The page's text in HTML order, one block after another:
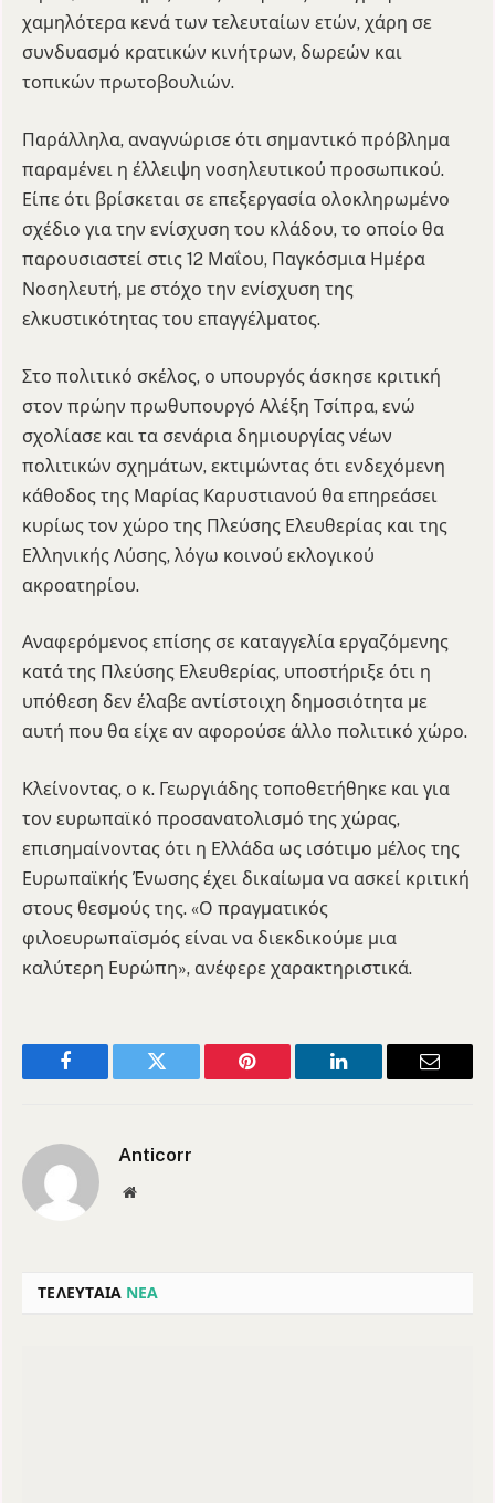
χαμηλότερα κενά των τελευταίων ετών, χάρη σε
συνδυασμό κρατικών κινήτρων, δωρεών και
τοπικών πρωτοβουλιών.
Παράλληλα, αναγνώρισε ότι σημαντικό πρόβλημα
παραμένει η έλλειψη νοσηλευτικού προσωπικού.
Είπε ότι βρίσκεται σε επεξεργασία ολοκληρωμένο
σχέδιο για την ενίσχυση του κλάδου, το οποίο θα
παρουσιαστεί στις 12 Μαΐου, Παγκόσμια Ημέρα
Νοσηλευτή, με στόχο την ενίσχυση της
ελκυστικότητας του επαγγέλματος.
Στο πολιτικό σκέλος, ο υπουργός άσκησε κριτική
στον πρώην πρωθυπουργό Αλέξη Τσίπρα, ενώ
σχολίασε και τα σενάρια δημιουργίας νέων
πολιτικών σχημάτων, εκτιμώντας ότι ενδεχόμενη
κάθοδος της Μαρίας Καρυστιανού θα επηρεάσει
κυρίως τον χώρο της Πλεύσης Ελευθερίας και της
Ελληνικής Λύσης, λόγω κοινού εκλογικού
ακροατηρίου.
Αναφερόμενος επίσης σε καταγγελία εργαζόμενης
κατά της Πλεύσης Ελευθερίας, υποστήριξε ότι η
υπόθεση δεν έλαβε αντίστοιχη δημοσιότητα με
αυτή που θα είχε αν αφορούσε άλλο πολιτικό χώρο.
Κλείνοντας, ο κ. Γεωργιάδης τοποθετήθηκε και για
τον ευρωπαϊκό προσανατολισμό της χώρας,
επισημαίνοντας ότι η Ελλάδα ως ισότιμο μέλος της
Ευρωπαϊκής Ένωσης έχει δικαίωμα να ασκεί κριτική
στους θεσμούς της. «Ο πραγματικός
φιλοευρωπαϊσμός είναι να διεκδικούμε μια
καλύτερη Ευρώπη», ανέφερε χαρακτηριστικά.
Facebook Twitter Pinterest LinkedIn Email
Anticorr
Website
ΤΕΛΕΥΤΑΙΑ ΝΕΑ